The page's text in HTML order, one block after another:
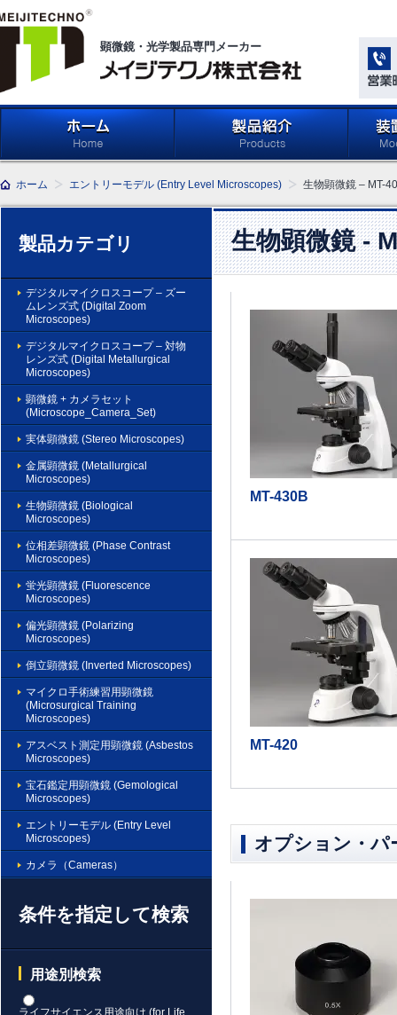
顕微鏡・光学製品専門メーカー
学系」
Light
ホーム エントリーモデル (Entry Level Microscopes) 生物顕微鏡 – MT-
製品カテゴリ
デジタルマイクロスコープ – ズー
ムレンズ式 (Digital Zoom
Microscopes)
デジタルマイクロスコープ – 対物
レンズ式 (Digital Metallurgical
Microscopes)
顕微鏡 + カメラセット
(Microscope_Camera_Set)
実体顕微鏡 (Stereo Microscopes)
金属顕微鏡 (Metallurgical
Microscopes)
生物顕微鏡 (Biological
Microscopes)
位相差顕微鏡 (Phase Contrast
Microscopes)
蛍光顕微鏡 (Fluorescence
Microscopes)
偏光顕微鏡 (Polarizing
Microscopes)
倒立顕微鏡 (Inverted Microscopes)
マイクロ手術練習用顕微鏡
(Microsurgical Training
Microscopes)
アスベスト測定用顕微鏡 (Asbestos
Microscopes)
宝石鑑定用顕微鏡 (Gemological
Microscopes)
エントリーモデル (Entry Level
Microscopes)
カメラ（Cameras）
条件を指定して検索
用途別検索
ライフサイエンス用途向け (for Life
生物顕微鏡 -
MT-430B
MT-420
オプション・パ